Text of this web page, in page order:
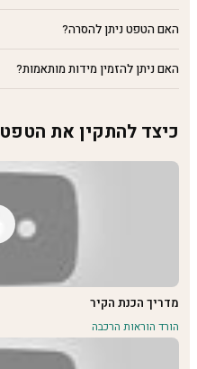
האם הטפט ניתן להסרה?
האם ניתן להזמין מידות מותאמות?
כיצד להתקין את הטפט
מדריך הכנת הקיר
הורד הוראות הרכבה